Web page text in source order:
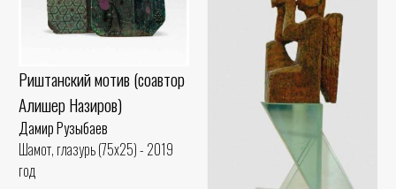
Риштанский мотив (соавтор
Алишер Назиров)
Дамир Рузыбаев
Шамот, глазурь (75x25) - 2019
год